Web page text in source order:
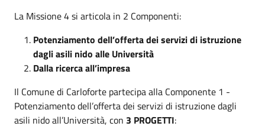
La Missione 4 si articola in 2 Componenti:
Potenziamento dell’offerta dei servizi di istruzione
dagli asili nido alle Università
Dalla ricerca all’impresa
Il Comune di Carloforte partecipa alla Componente 1 -
Potenziamento dell’offerta dei servizi di istruzione dagli
asili nido all’Università, con 3 PROGETTI: